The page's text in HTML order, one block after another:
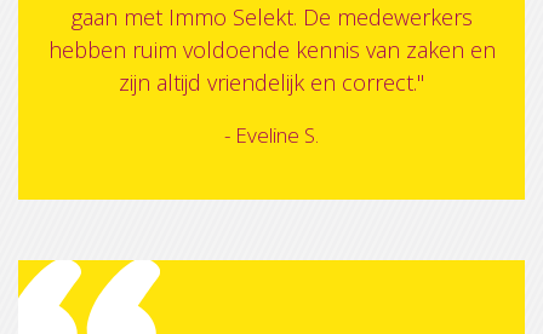
gaan met Immo Selekt. De medewerkers
hebben ruim voldoende kennis van zaken en
zijn altijd vriendelijk en correct."
- Eveline S.